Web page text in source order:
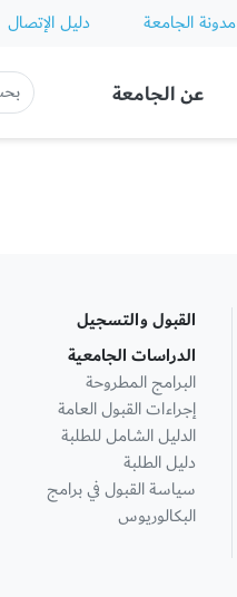
مدونة الجامعة دليل الإتصال
عن الجامعة
القبول والتسجيل
الدراسات الجامعية
البرامج المطروحة
إجراءات القبول العامة
الدليل الشامل للطلبة
دليل الطلبة
سياسة القبول في برامج
البكالوريوس